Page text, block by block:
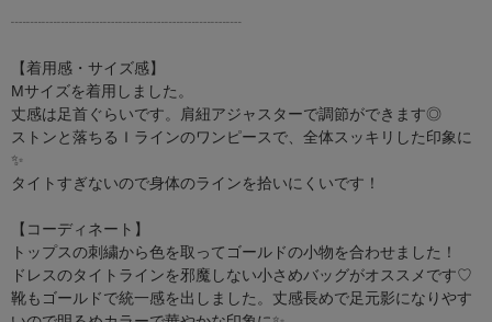
┈┈┈┈┈┈┈┈┈┈┈┈┈┈┈
【着用感・サイズ感】
Mサイズを着用しました。
丈感は足首ぐらいです。肩紐アジャスターで調節ができます◎
ストンと落ちるＩラインのワンピースで、全体スッキリした印象に
✨
タイトすぎないので身体のラインを拾いにくいです！
【コーディネート】
トップスの刺繍から色を取ってゴールドの小物を合わせました！
ドレスのタイトラインを邪魔しない小さめバッグがオススメです♡
靴もゴールドで統一感を出しました。丈感長めで足元影になりやす